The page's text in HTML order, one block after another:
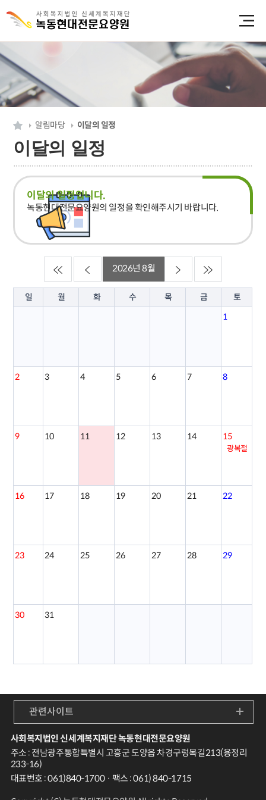
알림마당 이달의 일정
이달의 일정
이달의 일정입니다.
녹동현대전문요양원의 일정을 확인해주시기 바랍니다.
2026년 8월
일 월 화 수 목 금
토
1
2 3 4 5 6 7 8
9 10 11 12 13 14 15
광복절
16 17 18 19 20 21 22
23 24 25 26 27 28 29
30 31
사회복지법인 신세계복지재단 녹동현대전문요양원
주소 : 전남광주통합특별시 고흥군 도양읍 차경구렁목길213(용정리
233-16)
대표번호 : 061)840-1700 · 팩스 : 061) 840-1715
관련사이트